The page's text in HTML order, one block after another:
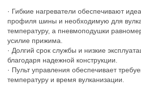
· Гибкие нагреватели обеспечивают
профиля шины и необходимую для
температуру, а пневмоподушки
усилие прижима.
· Долгий срок службы и низкие
благодаря надежной конструкции.
· Пульт управления обеспечивает
температуру и время вулканизации.